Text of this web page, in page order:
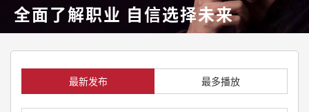
全面了解职业 自信选择未来
最新发布 最多播放